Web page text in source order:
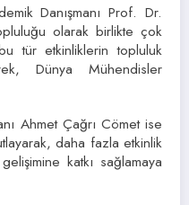
Danışmanı Prof. Dr.
olarak birlikte çok
tür etkinliklerin topluluk
Dünya Mühendisler
Ahmet Çağrı Cömet ise
daha fazla etkinlik
katkı sağlamaya